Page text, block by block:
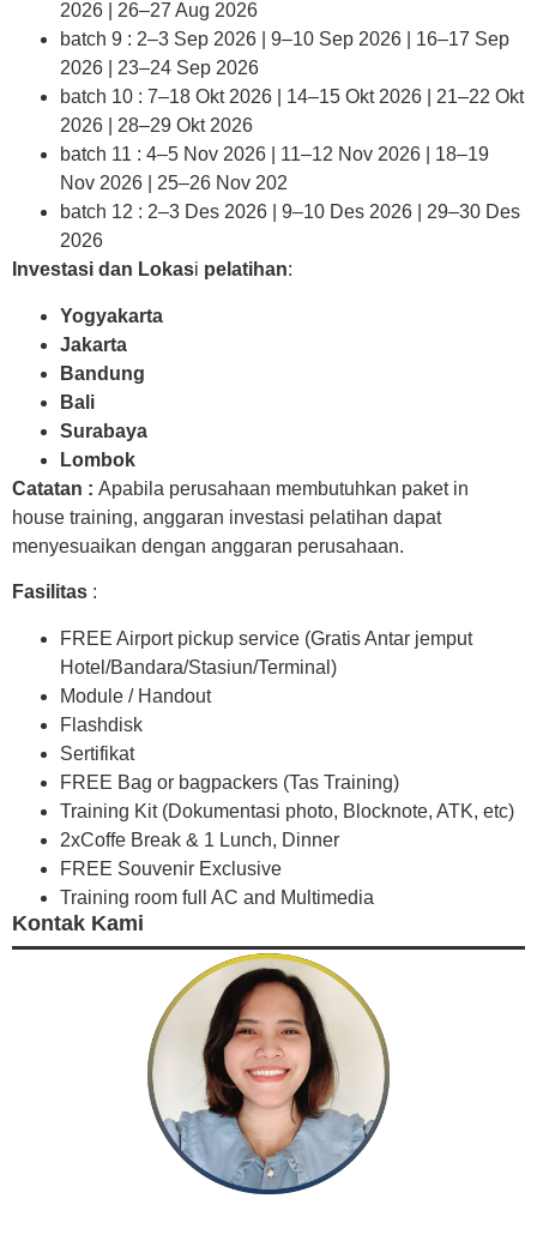
2026 | 26–27 Aug 2026
batch 9 : 2–3 Sep 2026 | 9–10 Sep 2026 | 16–17 Sep
2026 | 23–24 Sep 2026
batch 10 : 7–18 Okt 2026 | 14–15 Okt 2026 | 21–22 Okt
2026 | 28–29 Okt 2026
batch 11 : 4–5 Nov 2026 | 11–12 Nov 2026 | 18–19
Nov 2026 | 25–26 Nov 202
batch 12 : 2–3 Des 2026 | 9–10 Des 2026 | 29–30 Des
2026
Investasi dan Lokasi pelatihan:
Yogyakarta
Jakarta
Bandung
Bali
Surabaya
Lombok
Catatan : Apabila perusahaan membutuhkan paket in
house training, anggaran investasi pelatihan dapat
menyesuaikan dengan anggaran perusahaan.
Fasilitas :
FREE Airport pickup service (Gratis Antar jemput
Hotel/Bandara/Stasiun/Terminal)
Module / Handout
Flashdisk
Sertifikat
FREE Bag or bagpackers (Tas Training)
Training Kit (Dokumentasi photo, Blocknote, ATK, etc)
2xCoffe Break & 1 Lunch, Dinner
FREE Souvenir Exclusive
Training room full AC and Multimedia
Kontak Kami